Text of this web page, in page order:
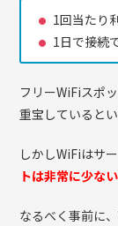
1回当たり
1日で接続
フリーWiFiスポ
重宝していると
しかしWiFiはサ
トは非常に少な
なるべく事前に